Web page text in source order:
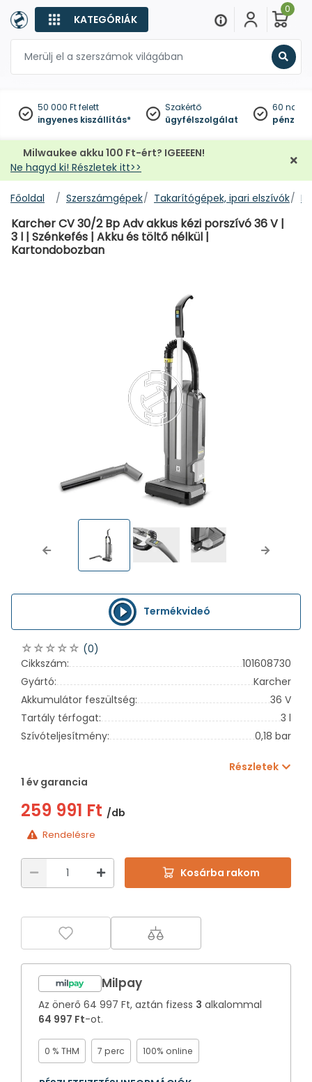
KATEGÓRIÁK
0
50 000 Ft felett
ingyenes kiszállítás*
Szakértő
ügyfélszolgálat
60
Milwaukee akku 100 Ft-ért? IGEEEEN!
Ne hagyd ki! Részletek itt>>
Főoldal Szerszámgépek Takarítógépek, ipari elszívók
Karcher CV 30/2 Bp Adv akkus kézi porszívó 36 V |
3 l | Szénkefés | Akku és töltő nélkül |
Kartondobozban
Termékvideó
Previous Next
(0)
Cikkszám:
101608730
Gyártó:
Karcher
Akkumulátor feszültség:
36 V
Tartály térfogat:
3 l
Szívóteljesítmény:
0,18 bar
Részletek
1 év garancia
259 991 Ft /db
Rendelésre
Kosárba rakom
Milpay
Az önerő 64 997 Ft, aztán fizess 3 alkalommal
64 997 Ft-ot.
0 % THM 7 perc 100% online